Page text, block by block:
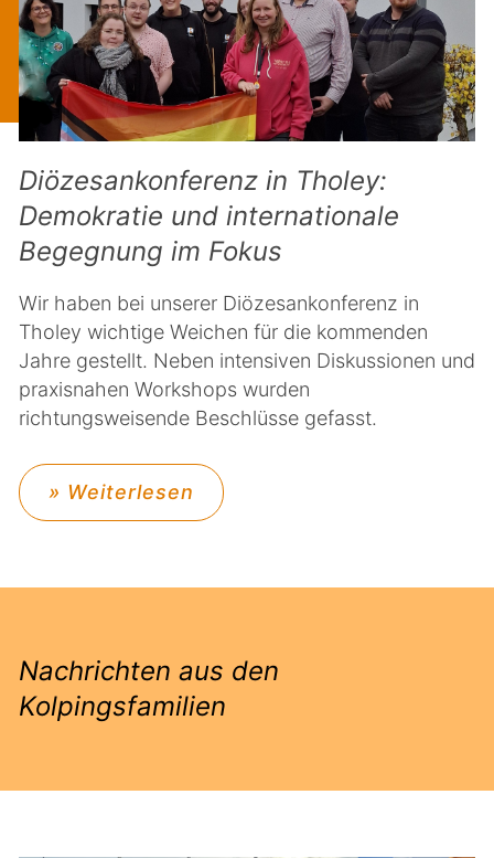
Diözesankonferenz in Tholey:
Demokratie und internationale
Begegnung im Fokus
Wir haben bei unserer Diözesankonferenz in
Tholey wichtige Weichen für die kommenden
Jahre gestellt. Neben intensiven Diskussionen und
praxisnahen Workshops wurden
richtungsweisende Beschlüsse gefasst.
» Weiterlesen
Nachrichten aus den
Kolpingsfamilien